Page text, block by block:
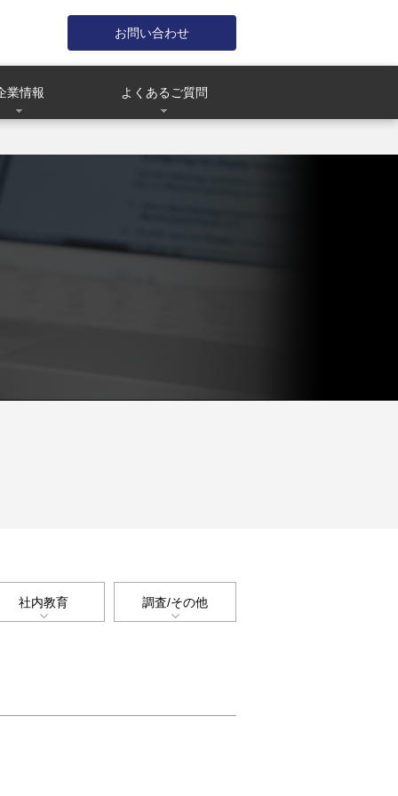
お問い合わせ
業情報 よくあるご質問
社内教育 調査/その他